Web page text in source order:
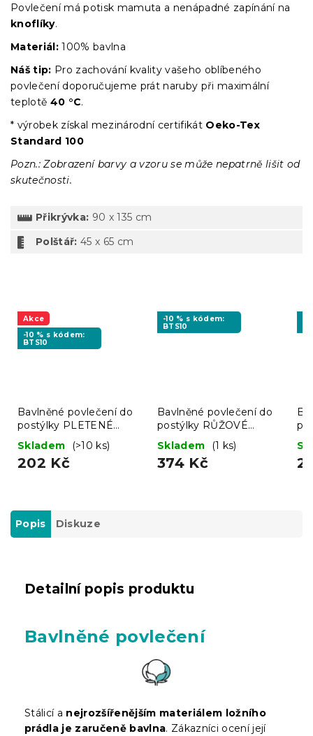
Povlečení má potisk mamuta a nenápadné zapínání na
knoflíky.
Materiál: 100% bavlna
Náš tip: Pro zachování kvality vašeho oblíbeného
povlečení doporučujeme prát naruby při maximální
teplotě 40 °C.
* výrobek získal mezinárodní certifikát Oeko-Tex
Standard 100
Pozn.: Zobrazení barvy a vzoru se může nepatrně lišit od
skutečnosti.
Přikrývka: 90 x 135 cm
Polštář: 45 x 65 cm
Akce
-10 % s kódem:
BTS10
Bavlněné povlečení do
postýlky PLETENÉ
ZEBRY hnědé
Skladem (>10 ks)
202 Kč
-10 % s kódem:
BTS10
Bavlněné povlečení do
postýlky RŮŽOVÉ
KOSATKY bílé
Skladem (1 ks)
374 Kč
Popis Diskuze
Detailní popis produktu
Bavlněné povlečení
Stálicí a nejrozšířenějším materiálem ložního
prádla je zaručeně bavlna. Zákazníci ocení její